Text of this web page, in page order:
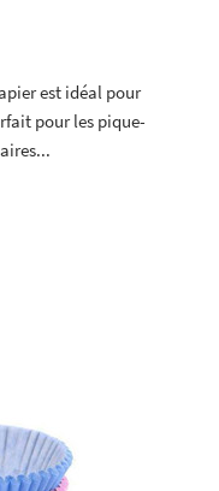
est idéal pour
pour les pique-